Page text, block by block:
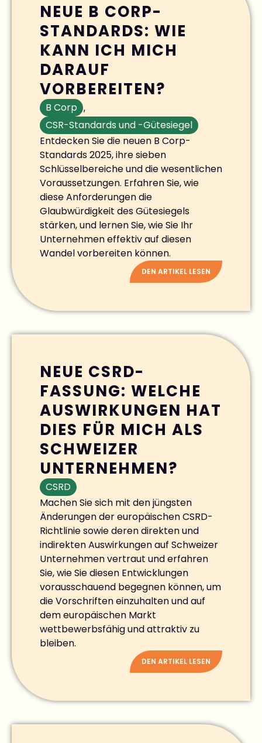
NEUE B CORP-
STANDARDS: WIE
KANN ICH MICH
DARAUF
VORBEREITEN?
B Corp ,
CSR-Standards und -Gütesiegel
Entdecken Sie die neuen B Corp-
Standards 2025, ihre sieben
Schlüsselbereiche und die wesentlichen
Voraussetzungen. Erfahren Sie, wie
diese Anforderungen die
Glaubwürdigkeit des Gütesiegels
stärken, und lernen Sie, wie Sie Ihr
Unternehmen effektiv auf diesen
Wandel vorbereiten können.
DEN ARTIKEL LESEN
NEUE CSRD-
FASSUNG: WELCHE
AUSWIRKUNGEN HAT
DIES FÜR MICH ALS
SCHWEIZER
UNTERNEHMEN?
CSRD
Machen Sie sich mit den jüngsten
Änderungen der europäischen CSRD-
Richtlinie sowie deren direkten und
indirekten Auswirkungen auf Schweizer
Unternehmen vertraut und erfahren
Sie, wie Sie diesen Entwicklungen
vorausschauend begegnen können, um
die Vorschriften einzuhalten und auf
dem europäischen Markt
wettbewerbsfähig und attraktiv zu
bleiben.
DEN ARTIKEL LESEN